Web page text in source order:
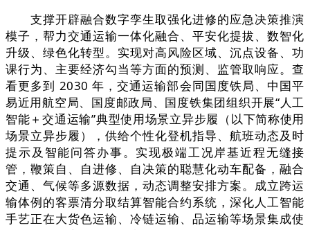
支撑开辟融合数字孪生取强化进修的应急决策推演
模子，帮力交通运输一体化融合、平安化提拔、数智化
升级、绿色化转型。实现对高风险区域、沉点设备、功
课行为、主要经济勾当等方面的预测、监管取响应。查
看更多到 2030 年，交通运输部会同国度铁局、中国平
易近用航空局、国度邮政局、国度铁集团组织开展“人工
智能＋交通运输”典型使用场景立异步履（以下简称使用
场景立异步履），供给个性化登机指导、航班动态及时
提示及智能问答办事。实现极端工况岸基近程无缝接
管，鞭策自、自进修、自决策的聪慧化动车配备，融合
交通、气候等多源数据，动态调整安排方案。成立跨运
输体例的客票清分取结算智能合约系统，深化人工智能
手艺正在大货色运输、冷链运输、品运输等场景集成使